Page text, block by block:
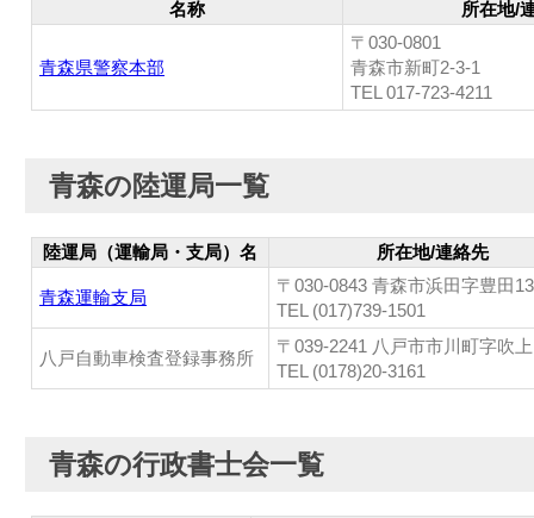
名称 所在地/
青森県警察本部
〒030-0801
青森市新町2-3-1
TEL 017-723-4211
青森の陸運局一覧
陸運局（運輸局・支局）名 所在地/連絡先
青森運輸支局
〒030-0843 青森市浜田字豊田
TEL (017)739-1501
八戸自動車検査登録事務所
〒039-2241 八戸市市川町字吹
TEL (0178)20-3161
青森の行政書士会一覧